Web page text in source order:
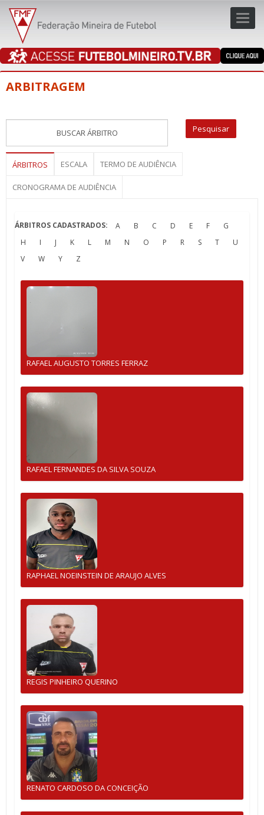
ARBITRAGEM
ÁRBITROS ESCALA TERMO DE AUDIÊNCIA
CRONOGRAMA DE AUDIÊNCIA
ÁRBITROS CADASTRADOS: A B C D E F
G
H
I J K L M N O P R S T
U
V
W Y Z
RAFAEL AUGUSTO TORRES FERRAZ
RAFAEL FERNANDES DA SILVA SOUZA
RAPHAEL NOEINSTEIN DE ARAUJO ALVES
REGIS PINHEIRO QUERINO
RENATO CARDOSO DA CONCEIÇÃO